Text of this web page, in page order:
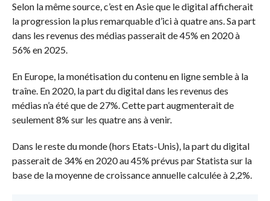
Selon la même source, c’est en Asie que le digital afficherait
la progression la plus remarquable d’ici à quatre ans. Sa part
dans les revenus des médias passerait de 45% en 2020 à
56% en 2025.
En Europe, la monétisation du contenu en ligne semble à la
traîne. En 2020, la part du digital dans les revenus des
médias n’a été que de 27%. Cette part augmenterait de
seulement 8% sur les quatre ans à venir.
Dans le reste du monde (hors Etats-Unis), la part du digital
passerait de 34% en 2020 au 45% prévus par Statista sur la
base de la moyenne de croissance annuelle calculée à 2,2%.